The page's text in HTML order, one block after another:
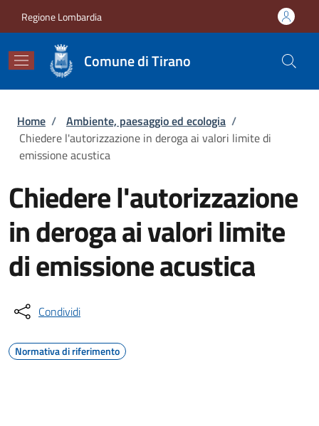
Regione Lombardia
Comune di Tirano
Briciole di pane
Home / Ambiente, paesaggio ed ecologia /
Chiedere l'autorizzazione in deroga ai valori limite di
emissione acustica
Chiedere l'autorizzazione
in deroga ai valori limite
di emissione acustica
Condividi
Normativa di riferimento